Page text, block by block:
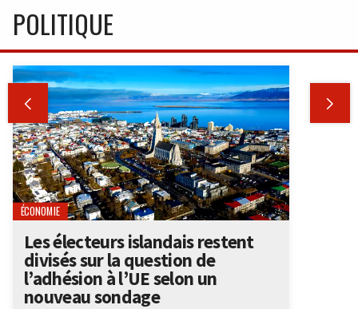
POLITIQUE
 
ÉCONOMIE
Les électeurs islandais restent
divisés sur la question de
l’adhésion à l’UE selon un
nouveau sondage